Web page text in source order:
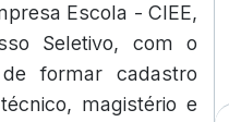
Escola - CIEE,
Seletivo, com o
formar cadastro
magistério e